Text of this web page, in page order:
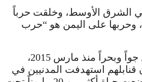
الشرق الأوسط، وخلقت حرباً
وحربها على اليمن هو “حرب
وأشارت الصحيفة الامريكية، أن السعودية حاصرت اليمنيين جواً وبحراً منذ مارس 2015،
قنابلهم استهدفت المدنيين في